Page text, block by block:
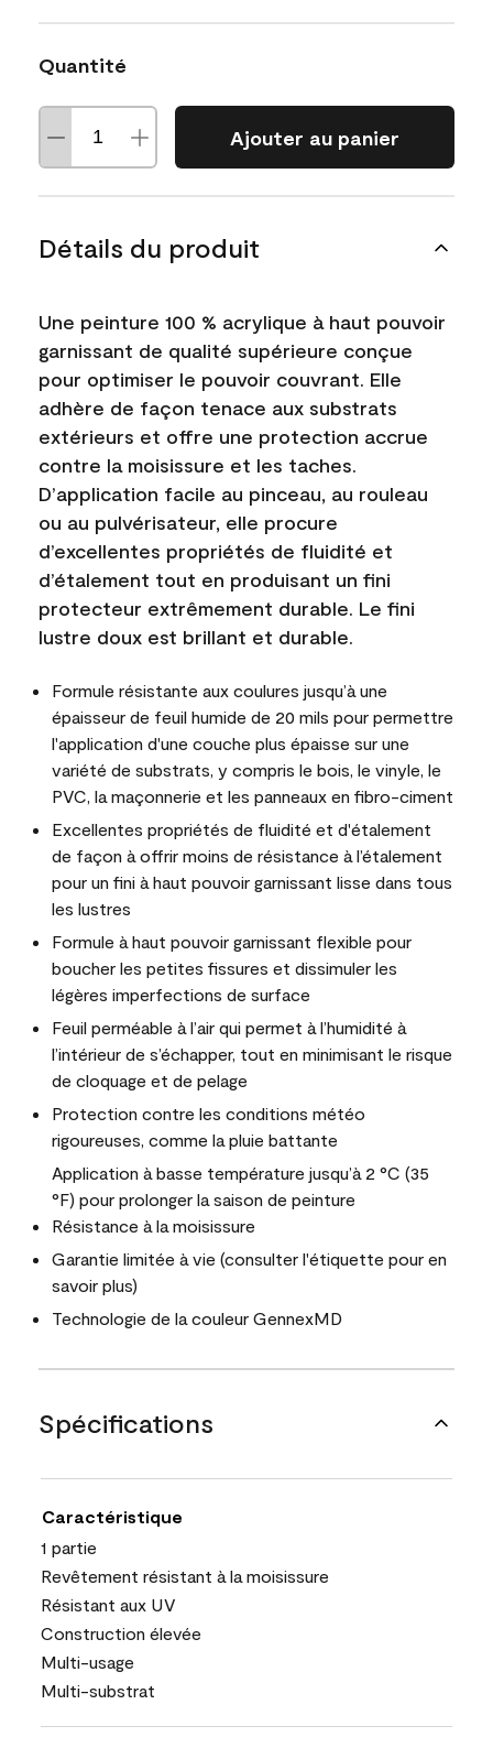
Quantité
Ajouter au panier
Détails du produit
Une peinture 100 % acrylique à haut pouvoir
garnissant de qualité supérieure conçue
pour optimiser le pouvoir couvrant. Elle
adhère de façon tenace aux substrats
extérieurs et offre une protection accrue
contre la moisissure et les taches.
D’application facile au pinceau, au rouleau
ou au pulvérisateur, elle procure
d’excellentes propriétés de fluidité et
d’étalement tout en produisant un fini
protecteur extrêmement durable. Le fini
lustre doux est brillant et durable.
Formule résistante aux coulures jusqu’à une
épaisseur de feuil humide de 20 mils pour permettre
l'application d'une couche plus épaisse sur une
variété de substrats, y compris le bois, le vinyle, le
PVC, la maçonnerie et les panneaux en fibro-ciment
Excellentes propriétés de fluidité et d'étalement
de façon à offrir moins de résistance à l’étalement
pour un fini à haut pouvoir garnissant lisse dans tous
les lustres
Formule à haut pouvoir garnissant flexible pour
boucher les petites fissures et dissimuler les
légères imperfections de surface
Feuil perméable à l’air qui permet à l’humidité à
l’intérieur de s’échapper, tout en minimisant le risque
de cloquage et de pelage
Protection contre les conditions météo
rigoureuses, comme la pluie battante
Application à basse température jusqu’à 2 °C (35
°F) pour prolonger la saison de peinture
Résistance à la moisissure
Garantie limitée à vie (consulter l'étiquette pour en
savoir plus)
Technologie de la couleur GennexMD
Spécifications
Caractéristique
1 partie
Revêtement résistant à la moisissure
Résistant aux UV
Construction élevée
Multi-usage
Multi-substrat